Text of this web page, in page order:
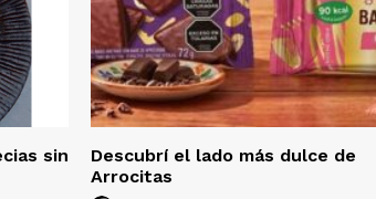
sin
Descubrí el lado más dulce de
Arrocitas